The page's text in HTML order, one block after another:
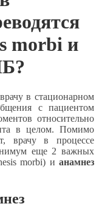
morbi и
в стационарном
с пациентом
относительно
в целом. Помимо
врачу в процессе
еще 2 важных
morbi) ианамнез